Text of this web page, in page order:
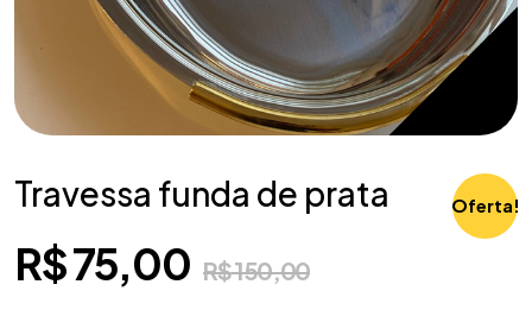
Oferta!
Travessa funda de prata
R$150,00
R$75,00